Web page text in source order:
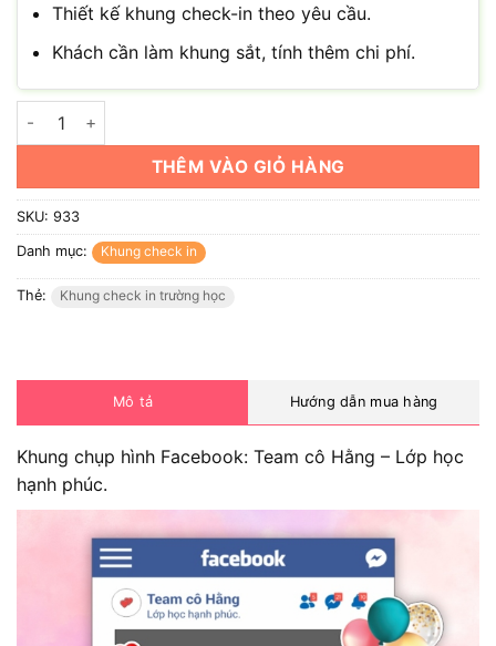
Thiết kế khung check-in theo yêu cầu.
Khách cần làm khung sắt, tính thêm chi phí.
Khung chụp hình Facebook: Team cô Hằng - Lớp học hạnh
THÊM VÀO GIỎ HÀNG
SKU: 933
Danh mục: Khung check in
Thẻ: Khung check in trường học
Mô tả Hướng dẫn mua hàng
Khung chụp hình Facebook: Team cô Hằng – Lớp học
hạnh phúc.